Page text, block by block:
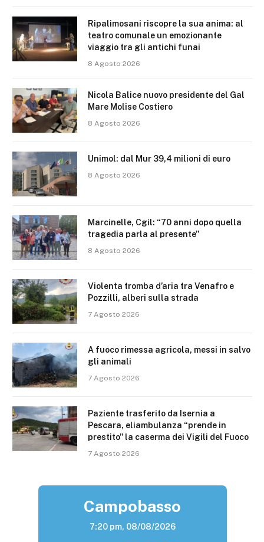
Ripalimosani riscopre la sua anima: al
teatro comunale un emozionante
viaggio tra gli antichi funai
8 Agosto 2026
Nicola Balice nuovo presidente del Gal
Mare Molise Costiero
8 Agosto 2026
Unimol: dal Mur 39,4 milioni di euro
8 Agosto 2026
Marcinelle, Cgil: “70 anni dopo quella
tragedia parla al presente”
8 Agosto 2026
Violenta tromba d’aria tra Venafro e
Pozzilli, alberi sulla strada
7 Agosto 2026
A fuoco rimessa agricola, messi in salvo
gli animali
7 Agosto 2026
Paziente trasferito da Isernia a
Pescara, eliambulanza “prende in
prestito” la caserma dei Vigili del Fuoco
7 Agosto 2026
Campobasso
7:20 pm, 08/08/2026